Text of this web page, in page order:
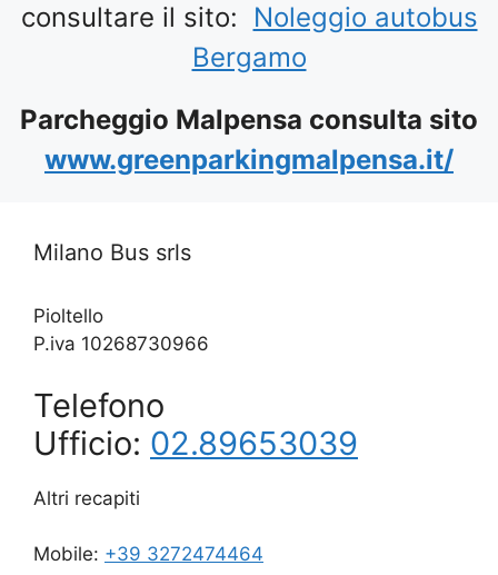
consultare il sito: Noleggio autobus
Bergamo
Parcheggio Malpensa consulta sito
www.greenparkingmalpensa.it/
Milano Bus srls
Pioltello
P.iva 10268730966
Telefono
Ufficio: 02.89653039
Altri recapiti
Mobile: +39 3272474464